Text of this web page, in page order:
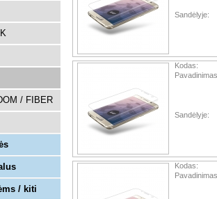
/ FIBER
/ kiti
Sandėlyje:
Kodas:
Sandėlyje:
Kodas: